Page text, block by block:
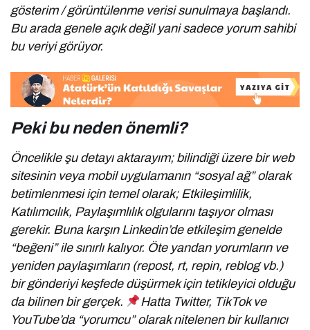
gösterim / görüntülenme verisi sunulmaya başlandı.
Bu arada genele açık değil yani sadece yorum sahibi
bu veriyi görüyor.
Peki bu neden önemli?
Öncelikle şu detayı aktarayım; bilindiği üzere bir web
sitesinin veya mobil uygulamanın “sosyal ağ” olarak
betimlenmesi için temel olarak; Etkileşimlilik,
Katılımcılık, Paylaşımlılık olgularını taşıyor olması
gerekir. Buna karşın Linkedin’de etkileşim genelde
“beğeni” ile sınırlı kalıyor. Öte yandan yorumların ve
yeniden paylaşımların (repost, rt, repin, reblog vb.)
bir gönderiyi keşfede düşürmek için tetikleyici olduğu
da bilinen bir gerçek.
Hatta Twitter, TikTok ve
YouTube’da “yorumcu” olarak nitelenen bir kullanıcı